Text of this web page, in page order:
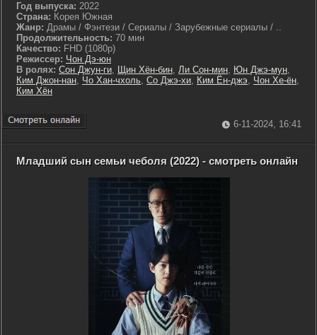
Год выпуска: 2022
Страна: Корея Южная
Жанр: Драмы / Фэнтези / Сериалы / Зарубежные сериалы / ..
Продолжительность: 70 мин
Качество: FHD (1080p)
Режиссер: Чон Дэ-юн
В ролях: Сон Джун-ги, Щин Хён-бин, Ли Сон-мин, Юн Джэ-мун,
Ким Джон-нан, Чо Хан-чхоль, Со Джэ-хи, Ким Ён-джэ, Чон Хе-ён,
Ким Хён
6-11-2024, 16:41
Младший сын семьи чеболя (2022) - смотреть онлайн